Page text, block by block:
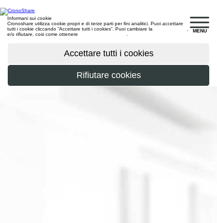
MENU
Informani sui cookie
Cronoshare utilizza cookie propri e di terze parti per fini analitici. Puoi accettare
tutti i cookie cliccando “Accettare tutti i cookies”. Puoi cambiare la
e/o rifiutare, cosi come ottenere